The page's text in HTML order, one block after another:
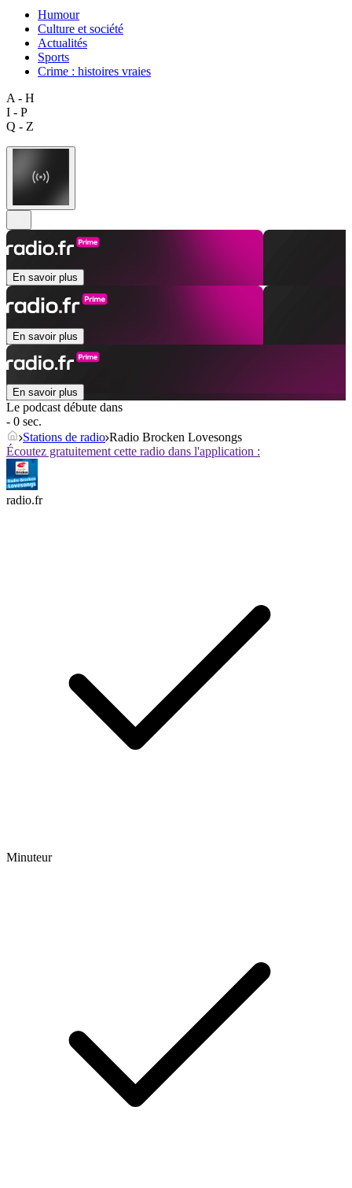
Humour
Culture et société
Actualités
Sports
Crime : histoires vraies
A - H
I - P
Q - Z
En savoir plus
En savoir plus
En savoir plus
Le podcast débute dans
- 0 sec.
Stations de radio Radio Brocken Lovesongs
Écoutez gratuitement cette radio dans l'application :
radio.fr
Minuteur